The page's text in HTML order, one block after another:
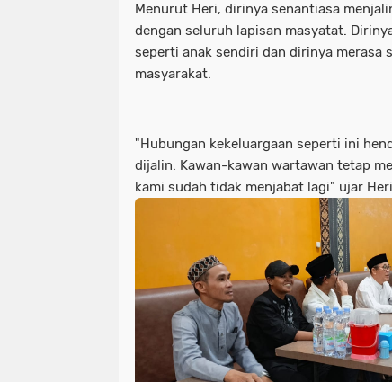
Menurut Heri, dirinya senantiasa
dengan seluruh lapisan masyatat.
seperti anak sendiri dan dirinya merasa
masyarakat.
"Hubungan kekeluargaan seperti ini
dijalin. Kawan-kawan wartawan tetap
kami sudah tidak menjabat lagi" ujar